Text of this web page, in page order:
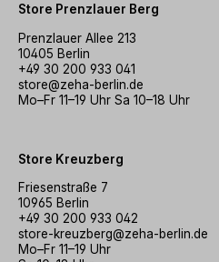
Store Prenzlauer Berg
Prenzlauer Allee 213
10405 Berlin
+49 30 200 933 041
store@zeha-berlin.de
Mo–Fr 11–19 Uhr Sa 10–18 Uhr
Store Kreuzberg
Friesenstraße 7
10965 Berlin
+49 30 200 933 042
store-kreuzberg@zeha-berlin.de
Mo–Fr 11–19 Uhr